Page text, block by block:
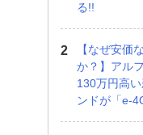
る!!
【なぜ安価
か？】アル
130万円高
ンドが「e-